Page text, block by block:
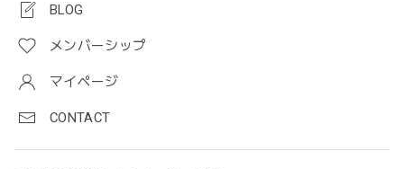
BLOG
メンバーシップ
マイページ
CONTACT